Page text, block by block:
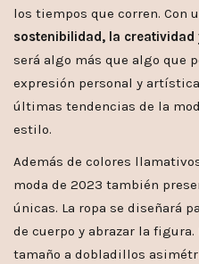
los tiempos que corren. Con
sostenibilidad, la
será algo más que algo que
expresión personal y
últimas tendencias de la
estilo.
Además de colores
moda de 2023 también
únicas. La ropa se diseñará
de cuerpo y abrazar la
tamaño a dobladillos